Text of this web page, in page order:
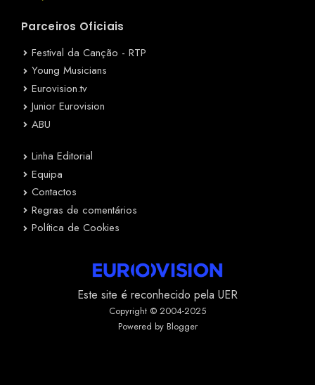
Parceiros Oficiais
Festival da Canção - RTP
Young Musicians
Eurovision.tv
Junior Eurovision
ABU
Linha Editorial
Equipa
Contactos
Regras de comentários
Política de Cookies
Este site é reconhecido pela UER
Copyright © 2004-2025
Powered by Blogger